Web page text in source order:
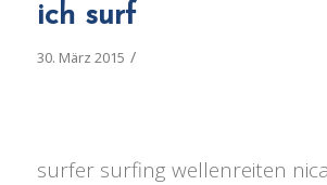
ich surf
30. März 2015 /
surfer surfing wellenreiten